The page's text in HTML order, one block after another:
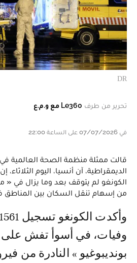
DR
تحرير من طرف Le360 مع و.م.ع
في 07/07/2026 على الساعة 22:00
قالت ممثلة منظمة الصحة العالمية
الديمقراطية، آن أنسيا، اليوم
الكونغو لم يتوقف بعد وما يزال في «
من إسهام تنقل السكان بين المناطق
وأكدت الكونغو تسجيل 1561 إصابة، بينها 506
وفيات، في أسوأ تفش على
بونديبوغيو » النادرة من